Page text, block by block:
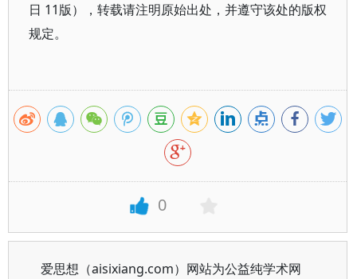
日 11版），转载请注明原始出处，并遵守该处的版权
规定。
0
爱思想（aisixiang.com）网站为公益纯学术网